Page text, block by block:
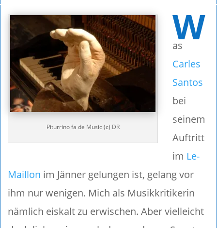
Piturrino fa de Music (c) DR
W
as
Carles
Santos
bei
seinem
Auftritt
im Le-
Maillon im Jänner gelungen ist, gelang vor
ihm nur wenigen. Mich als Musikkritikerin
nämlich eiskalt zu erwischen. Aber vielleicht